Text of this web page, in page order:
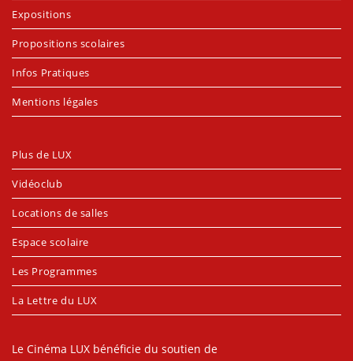
Expositions
Propositions scolaires
Infos Pratiques
Mentions légales
Plus de LUX
Vidéoclub
Locations de salles
Espace scolaire
Les Programmes
La Lettre du LUX
Le Cinéma LUX bénéficie du soutien de